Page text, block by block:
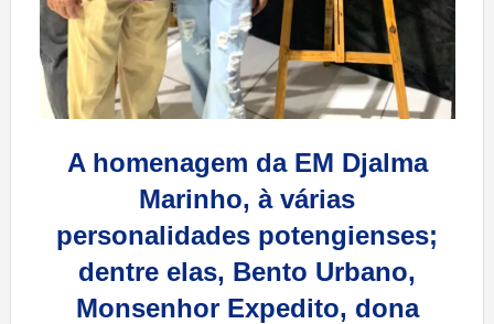
A homenagem da EM Djalma
Marinho, à várias
personalidades potengienses;
dentre elas, Bento Urbano,
Monsenhor Expedito, dona